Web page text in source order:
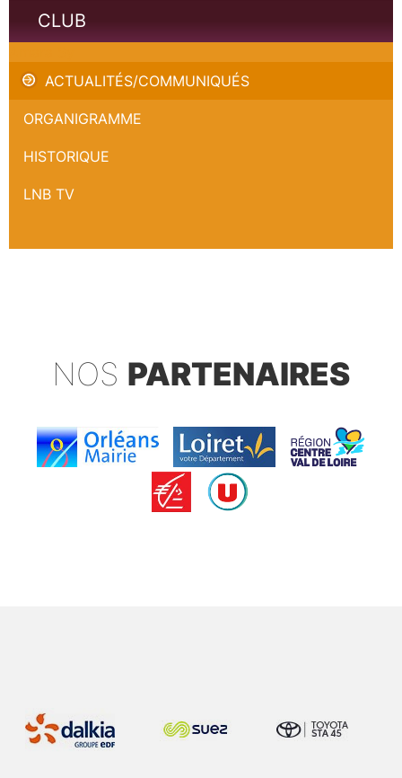
CLUB
ACTUALITÉS/COMMUNIQUÉS
ORGANIGRAMME
HISTORIQUE
LNB TV
NOS PARTENAIRES